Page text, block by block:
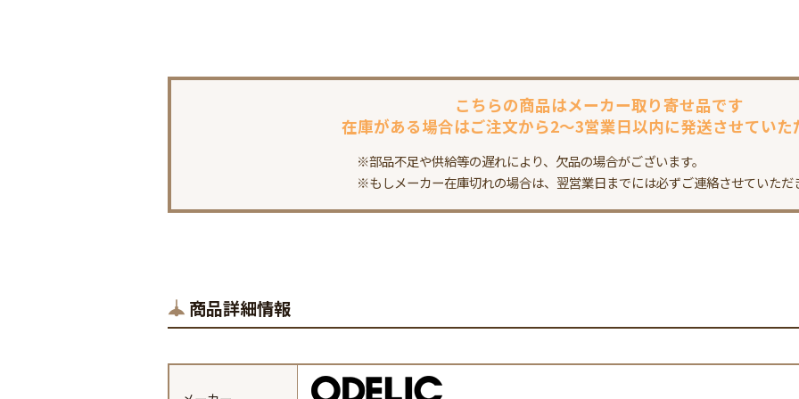
こちらの商品はメーカー取り寄せ品です
在庫がある場合はご注文から2～3営業日以内に発送させていた
※部品不足や供給等の遅れにより、欠品の場合がございます。
※もしメーカー在庫切れの場合は、翌営業日までには必ずご連絡させていただ
商品詳細情報